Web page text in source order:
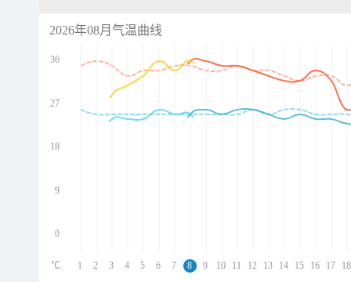
2026年08月气温曲线
36
27
18
9
0
1 2 3 4 5 6 7 8 9 10 11 12 13 14 15 16 17 18
℃